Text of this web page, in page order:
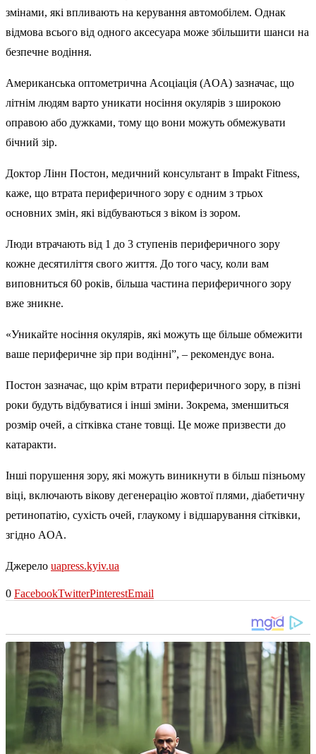
змінами, які впливають на керування автомобілем. Однак
відмова всього від одного аксесуара може збільшити шанси на
безпечне водіння.
Американська оптометрична Асоціація (AOA) зазначає, що
літнім людям варто уникати носіння окулярів з широкою
оправою або дужками, тому що вони можуть обмежувати
бічний зір.
Доктор Лінн Постон, медичний консультант в Impakt Fitness,
каже, що втрата периферичного зору є одним з трьох
основних змін, які відбуваються з віком із зором.
Люди втрачають від 1 до 3 ступенів периферичного зору
кожне десятиліття свого життя. До того часу, коли вам
виповниться 60 років, більша частина периферичного зору
вже зникне.
«Уникайте носіння окулярів, які можуть ще більше обмежити
ваше периферичне зір при водінні”, – рекомендує вона.
Постон зазначає, що крім втрати периферичного зору, в пізні
роки будуть відбуватися і інші зміни. Зокрема, зменшиться
розмір очей, а сітківка стане товщі. Це може призвести до
катаракти.
Інші порушення зору, які можуть виникнути в більш пізньому
віці, включають вікову дегенерацію жовтої плями, діабетичну
ретинопатію, сухість очей, глаукому і відшарування сітківки,
згідно AOA.
Джерело uapress.kyiv.ua
0 FacebookTwitterPinterestEmail